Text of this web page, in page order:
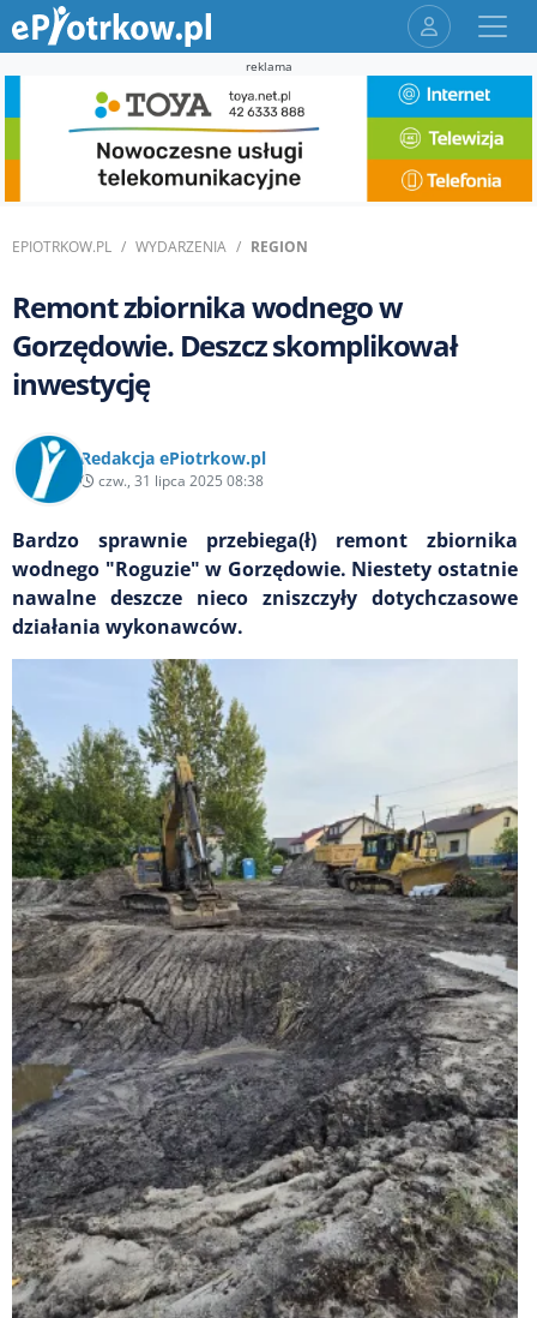
reklama
EPIOTRKOW.PL WYDARZENIA REGION
Remont zbiornika wodnego w
Gorzędowie. Deszcz skomplikował
inwestycję
Redakcja ePiotrkow.pl
czw., 31 lipca 2025 08:38
Bardzo sprawnie przebiega(ł) remont zbiornika
wodnego "Roguzie" w Gorzędowie. Niestety ostatnie
nawalne deszcze nieco zniszczyły dotychczasowe
działania wykonawców.